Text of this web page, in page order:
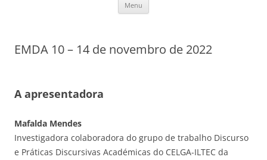
Menu
EMDA 10 – 14 de novembro de 2022
A apresentadora
Mafalda Mendes
Investigadora colaboradora do grupo de trabalho Discurso
e Práticas Discursivas Académicas do CELGA-ILTEC da